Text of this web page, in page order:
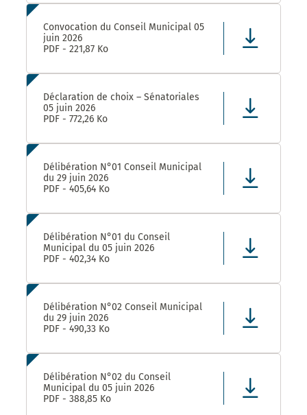
Convocation du Conseil Municipal 05
juin 2026
PDF - 221,87 Ko
Déclaration de choix – Sénatoriales
05 juin 2026
PDF - 772,26 Ko
Délibération N°01 Conseil Municipal
du 29 juin 2026
PDF - 405,64 Ko
Délibération N°01 du Conseil
Municipal du 05 juin 2026
PDF - 402,34 Ko
Délibération N°02 Conseil Municipal
du 29 juin 2026
PDF - 490,33 Ko
Délibération N°02 du Conseil
Municipal du 05 juin 2026
PDF - 388,85 Ko